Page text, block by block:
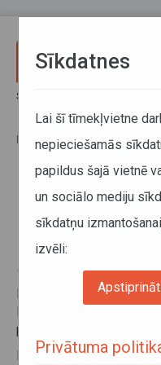
Sākums
Latvijas Republikas
pārvadājumiem ar autotransportu
Latvijas
nolīgumi par
14. februāris 2017
Latvijas Republikas
Ministru padomes
pārvadājumiem ar
Latvijas Republikas
Sīkdatnes
Lai šī tīmekļvietne
nepieciešamās
papildus šajā vietnē
un sociālo mediju
sīkdatņu
izvēli:
Apstiprināt
Privātuma